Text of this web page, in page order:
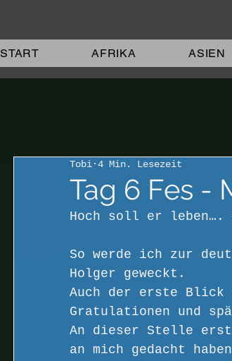
START AFRIKA ASIEN
Tag 6 Fes -
Tobi 4 Min. Lesezeit
Hoch soll er leben….
So werde ich zur
Holger geweckt.
Auch der erste Blick
Gratulationen und
An dieser Stelle
an mich gedacht